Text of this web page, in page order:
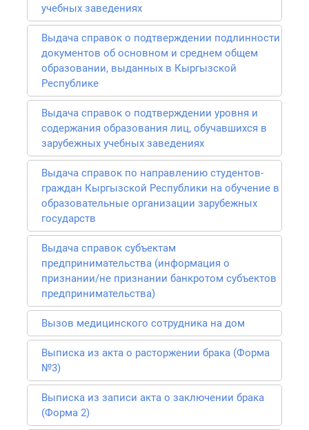
учебных заведениях
Выдача справок о подтверждении подлинности
документов об основном и среднем общем
образовании, выданных в Кыргызской
Республике
Выдача справок о подтверждении уровня и
содержания образования лиц, обучавшихся в
зарубежных учебных заведениях
Выдача справок по направлению студентов-
граждан Кыргызской Республики на обучение в
образовательные организации зарубежных
государств
Выдача справок субъектам
предпринимательства (информация о
признании/не признании банкротом субъектов
предпринимательства)
Вызов медицинского сотрудника на дом
Выписка из акта о расторжении брака (Форма
№3)
Выписка из записи акта о заключении брака
(Форма 2)